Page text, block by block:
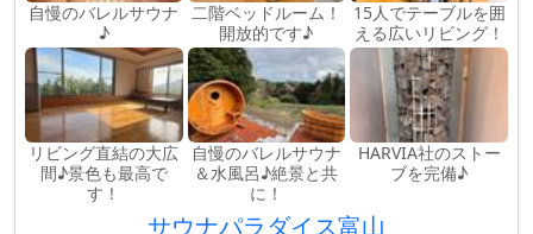
自慢のバレルサウナ
♪
二階ベッドルーム！
開放的です♪
15人でテーブルを囲
える広いリビング！
リビング直結の大広
間♪景色も最高で
す！
自慢のバレルサウナ
＆水風呂♪絶景と共
に！
HARVIA社のストー
ブを完備♪
サウナパラダイス富山